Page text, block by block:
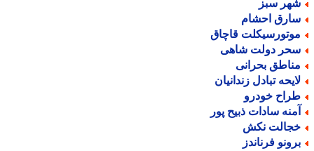
سبز
احشام
قاچاق
دولت شاهی
بحرانی
تبادل زندانیان
خودرو
سادات ذبیح پور
نکش
فرناندز